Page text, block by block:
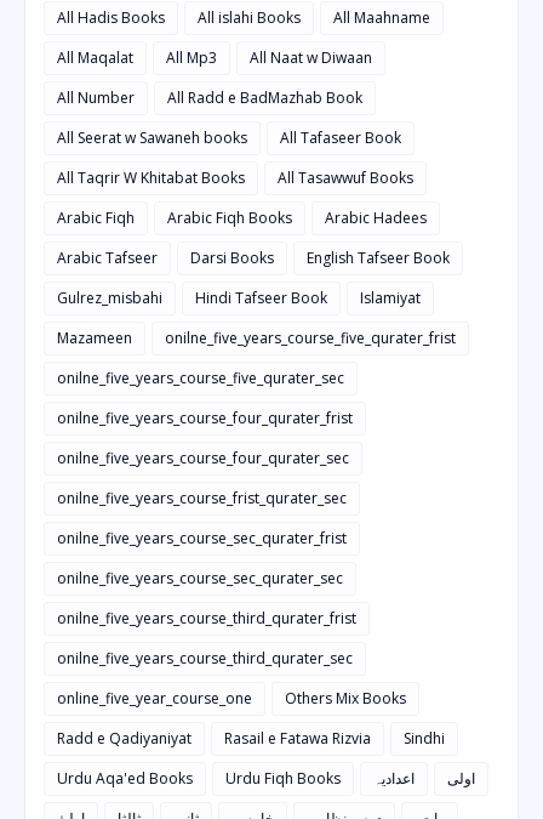
All Hadis Books All islahi Books
All Maahname
All Maqalat
All Mp3
All Naat w Diwaan
All Number
All Radd e BadMazhab Book
All Seerat w Sawaneh books
All Tafaseer Book
All Taqrir W Khitabat Books
All Tasawwuf Books
Arabic Fiqh
Arabic Fiqh Books
Arabic Hadees
Arabic Tafseer
Darsi Books
English Tafseer Book
Gulrez_misbahi
Hindi Tafseer Book
Islamiyat
Mazameen
onilne_five_years_course_five_qurater_frist
onilne_five_years_course_five_qurater_sec
onilne_five_years_course_four_qurater_frist
onilne_five_years_course_four_qurater_sec
onilne_five_years_course_frist_qurater_sec
onilne_five_years_course_sec_qurater_frist
onilne_five_years_course_sec_qurater_sec
onilne_five_years_course_third_qurater_frist
onilne_five_years_course_third_qurater_sec
online_five_year_course_one
Others Mix Books
Radd e Qadiyaniyat
Rasail e Fatawa Rizvia
Sindhi
Urdu Aqa'ed Books
Urdu Fiqh Books اعدادیہ
اولی